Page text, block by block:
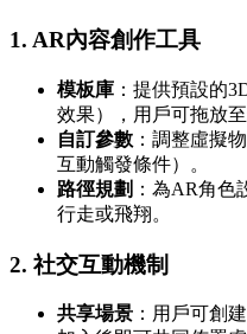
1. AR內容創作工具
模板庫 ：提供預設的
效果），用戶可拖放至
自訂參數 ：調整虛擬
互動觸發條件）。
路徑規劃 ：為AR角色
行走或飛翔。
2. 社交互動機制
共享場景 ：用戶可創